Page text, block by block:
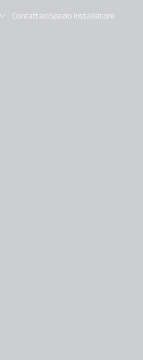
ContattaciSpazio Installatore